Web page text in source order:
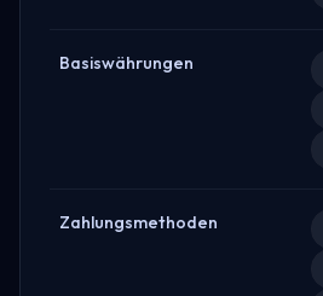
Basiswährungen
Zahlungsmethoden